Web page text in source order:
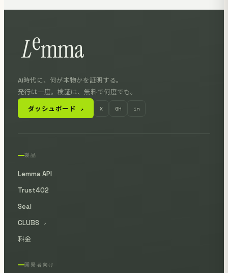
AI時代に、何が本物かを証明する。
発行は一度。検証は、無料で何度でも。
ダッシュボード ↗ X GH in
製品
Lemma API
Trust402
Seal
CLUBS
↗
料金
開発者向け